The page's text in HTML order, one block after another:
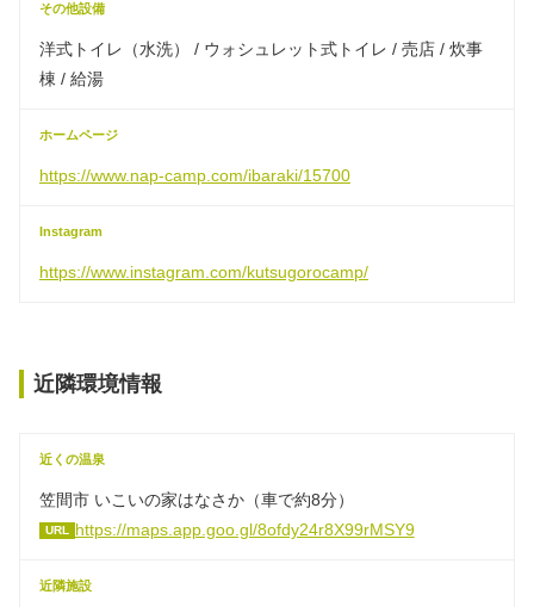
その他設備
洋式トイレ（水洗） / ウォシュレット式トイレ / 売店 / 炊事
棟 / 給湯
ホームページ
https://www.nap-camp.com/ibaraki/15700
Instagram
https://www.instagram.com/kutsugorocamp/
近隣環境情報
近くの温泉
笠間市 いこいの家はなさか（車で約8分）
URL https://maps.app.goo.gl/8ofdy24r8X99rMSY9
近隣施設